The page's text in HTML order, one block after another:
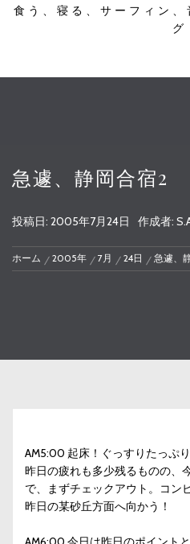
食う、寝る、サーフィン
グ
急遽、静岡合宿2
投稿日: 2005年7月24日 作成者:
ホーム 2005年 7月 24日 急遽、
AM5:00 起床！ぐっすりたっぷ
昨日の疲れも多少残るものの、
で、まずチェックアウト。コン
昨日の某砂丘方面へ向かう！